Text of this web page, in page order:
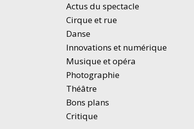
Actus du spectacle
Cirque et rue
Danse
Innovations et numérique
Musique et opéra
Photographie
Théâtre
Bons plans
Critique